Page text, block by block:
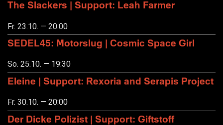
The Slackers | Support: Leah Farmer
Fr. 23.10. — 20:00
SEDEL45: Motorslug | Cosmic Space Girl
So. 25.10. — 19:30
Eleine | Support: Rexoria and Serapis Project
Fr. 30.10. — 20:00
Der Dicke Polizist | Support: Giftstoff